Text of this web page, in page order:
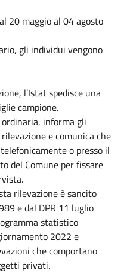
20 maggio al 04 agosto
gli individui vengono
l’Istat spedisce una
campione.
informa gli
e comunica che
o presso il
del Comune per fissare
rilevazione è sancito
e dal DPR 11 luglio
statistico
2022 e
che comportano
privati.